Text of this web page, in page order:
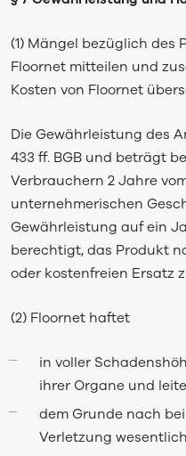
(1) Mängel bezüglich des
Floornet mitteilen und
Kosten von Floornet
Die Gewährleistung des
433 ff. BGB und beträgt
Verbrauchern 2 Jahre
unternehmerischen
Gewährleistung auf ein
berechtigt, das Produkt
oder kostenfreien Ersatz
(2) Floornet haftet
in voller
ihrer Organe und
dem Grunde nach
Verletzung